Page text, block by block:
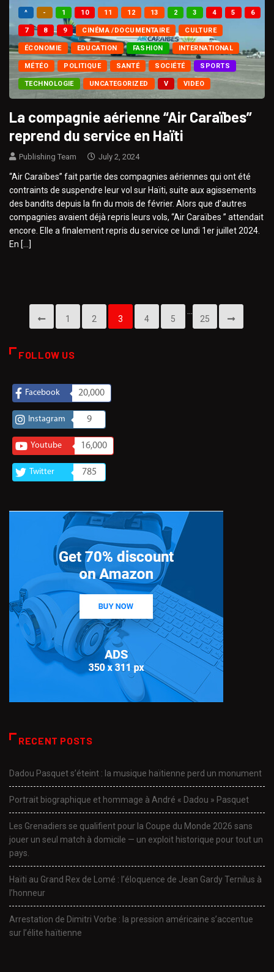
^ - 1 10 11 12 13 2 3 4 5 6
7 8 9 CINÉMA /DOCUMENTAIRE CULTURE
ÉCONOMIE EDUCATION FASHION INTERNATIONAL
MÉTÉO POLITIQUE SANTÉ SOCIÉTÉ SPORTS
TECHNOLOGIE UNCATEGORIZED V VIDEO
La compagnie aérienne “Air Caraïbes”
reprend du service en Haïti
Publishing Team July 2, 2024
“Air Caraïbes” fait partie des compagnies aériennes qui ont été
contraints de suspendre leur vol sur Haïti, suite aux agissements
des bandits depuis la fin du mois de février. Alors que d’autres
compagnies avaient déjà repris leurs vols, “Air Caraïbes ” attendait
encore. Elle a finalement repris du service ce lundi 1er juillet 2024.
En […]
1 2 3 4 5
25
FOLLOW US
Facebook 20,000
Instagram 9
Youtube 16,000
Twitter 785
RECENT POSTS
Dadou Pasquet s’éteint : la musique haïtienne perd un monument
Portrait biographique et hommage à André « Dadou » Pasquet
Les Grenadiers se qualifient pour la Coupe du Monde 2026 sans
jouer un seul match à domicile — un exploit historique pour tout un
pays.
Haïti au Grand Rex de Lomé : l’éloquence de Jean Gardy Ternilus à
l’honneur
Arrestation de Dimitri Vorbe : la pression américaine s’accentue
sur l’élite haïtienne